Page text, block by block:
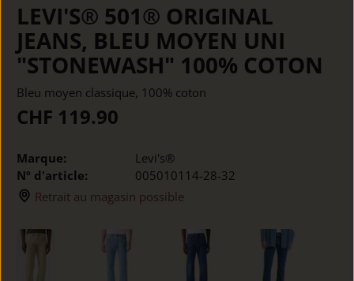
LEVI'S® 501® ORIGINAL
JEANS, BLEU MOYEN UNI
"STONEWASH" 100% COTON
Bleu moyen classique, 100% coton
CHF 119.90
Marque:
Levi's®
Nº d'article:
005010114-28-32
Retrait au magasin possible